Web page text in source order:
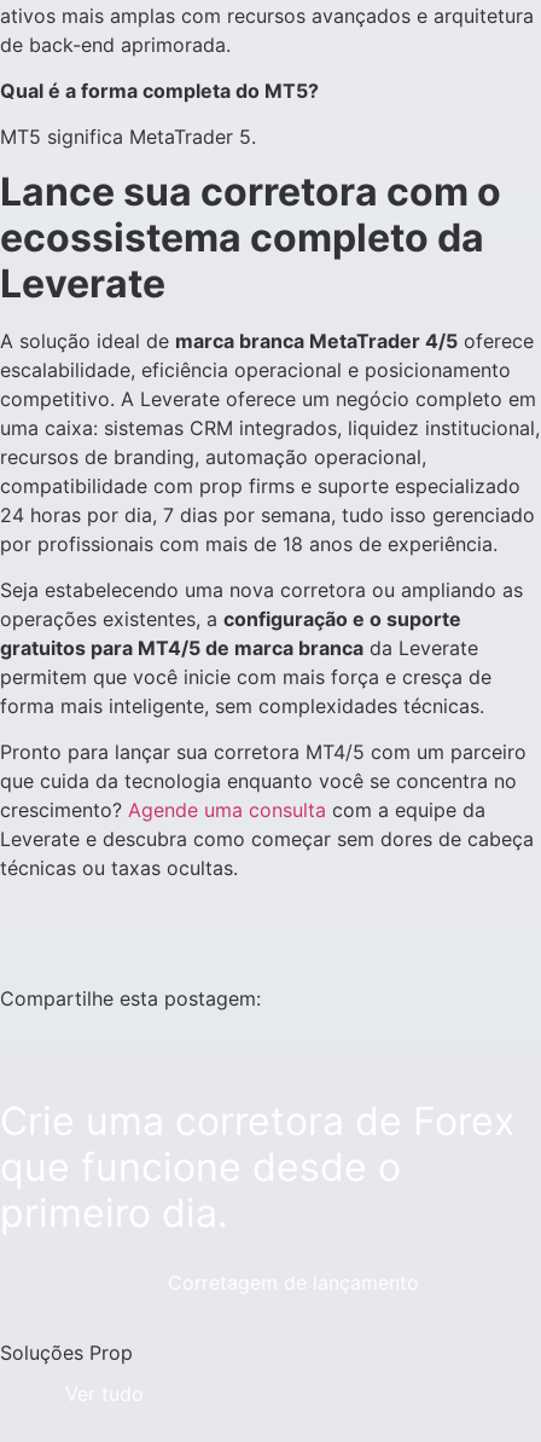
ativos mais amplas com recursos avançados e arquitetura
de back-end aprimorada.
Qual é a forma completa do MT5?
MT5 significa MetaTrader 5.
Lance sua corretora com o
ecossistema completo da
Leverate
A solução ideal de marca branca MetaTrader 4/5 oferece
escalabilidade, eficiência operacional e posicionamento
competitivo. A Leverate oferece um negócio completo em
uma caixa: sistemas CRM integrados, liquidez institucional,
recursos de branding, automação operacional,
compatibilidade com prop firms e suporte especializado
24 horas por dia, 7 dias por semana, tudo isso gerenciado
por profissionais com mais de 18 anos de experiência.
Seja estabelecendo uma nova corretora ou ampliando as
operações existentes, a configuração e o suporte
gratuitos para MT4/5 de marca branca da Leverate
permitem que você inicie com mais força e cresça de
forma mais inteligente, sem complexidades técnicas.
Pronto para lançar sua corretora MT4/5 com um parceiro
que cuida da tecnologia enquanto você se concentra no
crescimento? Agende uma consulta com a equipe da
Leverate e descubra como começar sem dores de cabeça
técnicas ou taxas ocultas.
Compartilhe esta postagem:
Crie uma corretora de Forex
que funcione desde o
primeiro dia.
Corretagem de lançamento
Soluções Prop
Ver tudo